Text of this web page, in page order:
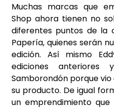
Muchas marcas que
Shop ahora tienen no
diferentes puntos de la
Papería, quienes serán
edición. Así mismo
ediciones
Samborondón porque
su producto. De igual
un emprendimiento